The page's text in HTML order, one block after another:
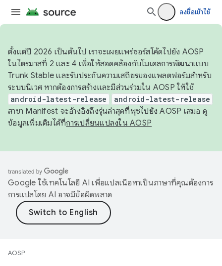
ลงชื่อเข้าใช้
ตั้งแต่ปี 2026 เป็นต้นไป เราจะเผยแพร่ซอร์สโค้ดไปยัง AOSP
ในไตรมาสที่ 2 และ 4 เพื่อให้สอดคล้องกับโมเดลการพัฒนาแบบ
Trunk Stable และรับประกันความเสถียรของแพลตฟอร์มสำหรับ
ระบบนิเวศ หากต้องการสร้างและมีส่วนร่วมใน AOSP ให้ใช้
android-latest-release android-latest-release
สาขา Manifest จะอ้างอิงถึงรุ่นล่าสุดที่พุชไปยัง AOSP เสมอ ดู
ข้อมูลเพิ่มเติมได้ที่การเปลี่ยนแปลงใน AOSP
Google ใช้เทคโนโลยี AI เพื่อแปลเนื้อหาเป็นภาษาที่คุณต้องการ
การแปลโดย AI อาจมีข้อผิดพลาด
AOSP